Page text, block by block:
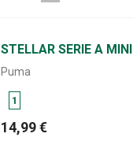
STELLAR SERIE A MINI
Puma
1
14,99 €